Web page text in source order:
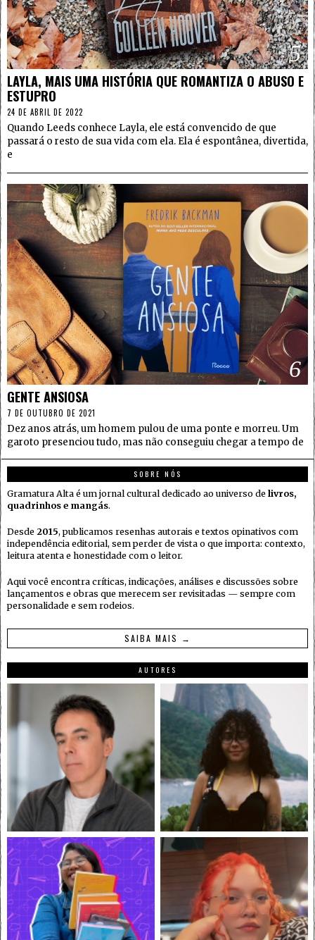
5
LAYLA, MAIS UMA HISTÓRIA QUE ROMANTIZA O ABUSO E
ESTUPRO
24 DE ABRIL DE 2022
Quando Leeds conhece Layla, ele está convencido de que
passará o resto de sua vida com ela. Ela é espontânea, divertida,
e
6
GENTE ANSIOSA
7 DE OUTUBRO DE 2021
Dez anos atrás, um homem pulou de uma ponte e morreu. Um
garoto presenciou tudo, mas não conseguiu chegar a tempo de
SOBRE NÓS
Gramatura Alta é um jornal cultural dedicado ao universo de livros,
quadrinhos e mangás.
Desde 2015, publicamos resenhas autorais e textos opinativos com
independência editorial, sem perder de vista o que importa: contexto,
leitura atenta e honestidade com o leitor.
Aqui você encontra críticas, indicações, análises e discussões sobre
lançamentos e obras que merecem ser revisitadas — sempre com
personalidade e sem rodeios.
SAIBA MAIS →
AUTORES